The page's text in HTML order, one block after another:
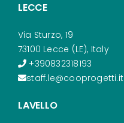
LECCE
Via Sturzo, 19
73100 Lecce (LE), Italy
+390832318193
staff.le@cooprogetti.it
LAVELLO